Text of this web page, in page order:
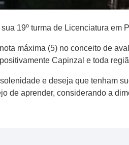
19º turma de Licenciatura em
máxima (5) no conceito de
Capinzal e toda
e deseja que tenham
de aprender, considerando a